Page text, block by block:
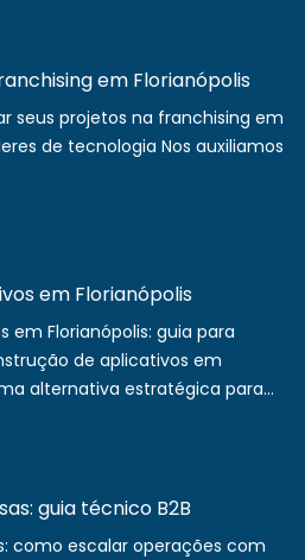
em Florianópolis
seus projetos na franchising em
de tecnologia Nos auxiliamos
em Florianópolis
em Florianópolis: guia para
de aplicativos em
alternativa estratégica para...
guia técnico B2B
como escalar operações com